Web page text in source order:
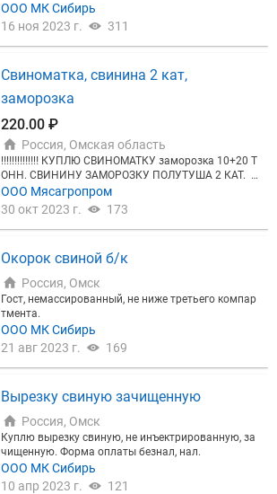
ООО МК Сибирь
16 ноя 2023 г.
311
Свиноматка, свинина 2 кат,
заморозка
220.00 ₽
Россия, Омская область
‼️‼️‼️‼️‼️‼️‼️ КУПЛЮ СВИНОМАТКУ заморозка 10+20 Т
ОНН. СВИНИНУ ЗАМОРОЗКУ ПОЛУТУША 2 КАТ. 1
0 ТОНН. ЗАМОРОЗКА. ‼️‼️‼️‼️‼️‼️‼️ Рассмотрю цены с
НДС без НДС. Самовывоз. Расчёт по факту загру
ий.
ООО Мясагропром
30 окт 2023 г.
173
Окорок свиной б/к
Россия, Омск
Гост, немассированный, не ниже третьего компар
тмента.
ООО МК Сибирь
21 авг 2023 г.
169
Вырезку свиную зачищенную
Россия, Омск
Куплю вырезку свиную, не инъектрированную, за
чищенную. Форма оплаты безнал, нал.
ООО МК Сибирь
10 апр 2023 г.
121